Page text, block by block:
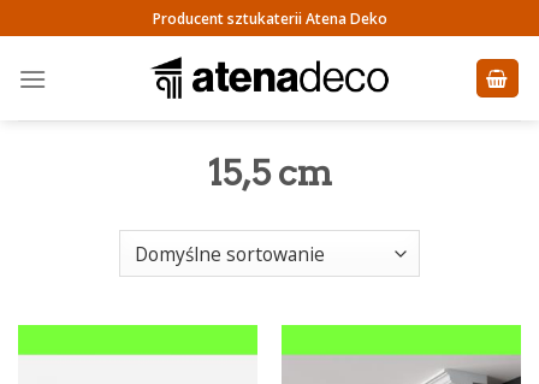
to
content
Producent sztukaterii Atena Deko
15,5 cm